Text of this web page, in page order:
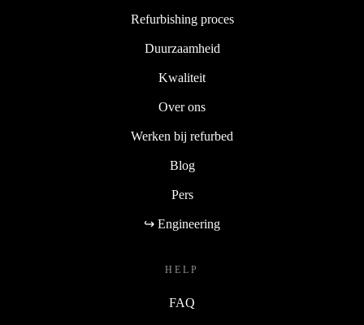
Refurbishing proces
Duurzaamheid
Kwaliteit
Over ons
Werken bij refurbed
Blog
Pers
↪ Engineering
HELP
FAQ